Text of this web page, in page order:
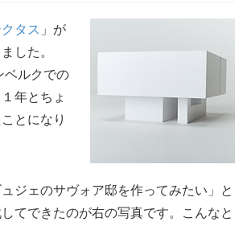
タス 」が
した。
ベルクでの
年とちょ
とになり
ジェのサヴォア邸を作ってみたい」と
てできたのが右の写真です。こんなと